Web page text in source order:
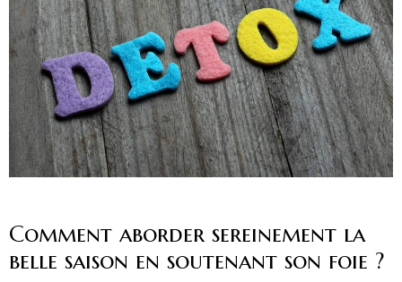
Comment aborder sereinement la
belle saison en soutenant son foie ?